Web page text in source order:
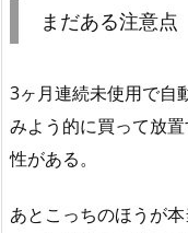
まだある注意点
3ヶ月連続未使用で自
みよう的に買って放
性がある。
あとこっちのほうが